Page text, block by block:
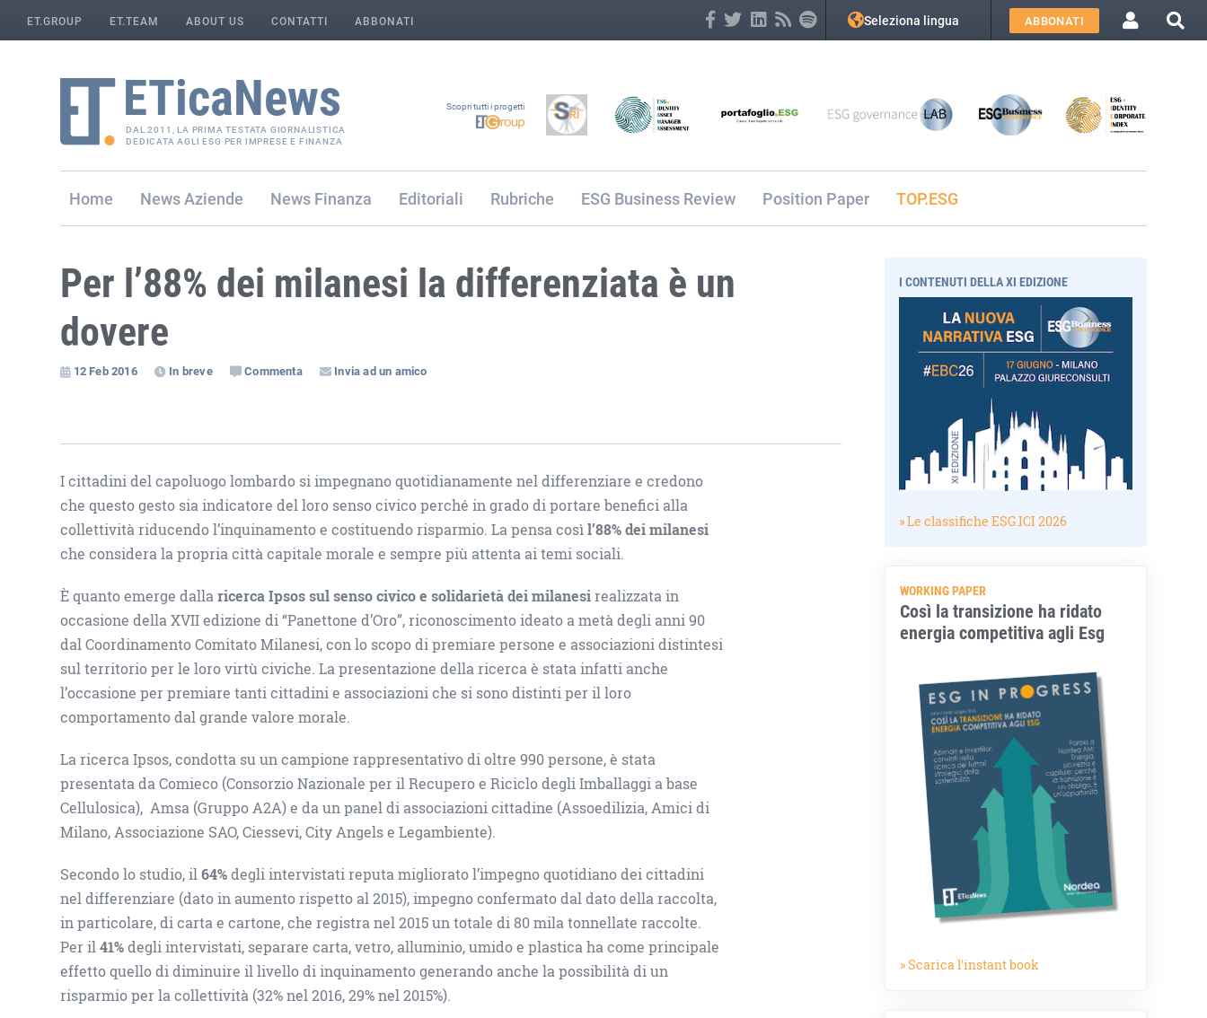
ET.GROUP ET.TEAM ABOUT US CONTATTI ABBONATI Seleziona lingua ABBONATI
DAL 2011, LA PRIMA TESTATA GIORNALISTICA
DEDICATA AGLI ESG PER IMPRESE E FINANZA
Scopri tutti i progetti
Home Aziende Finanza Editoriali Rubriche ESG Business Review Position Paper TOP.ESG
Per l’88% dei milanesi la differenziata è un
dovere
12 Feb 2016 In breve Commenta Invia ad un amico
I cittadini del capoluogo lombardo si impegnano quotidianamente nel differenziare e credono
che questo gesto sia indicatore del loro senso civico perché in grado di portare benefici alla
collettività riducendo l’inquinamento e costituendo risparmio. La pensa cosìl’88% dei milanesi
che considera la propria città capitale morale e sempre più attenta ai temi sociali.
È quanto emerge dallaricerca Ipsos sul senso civico e solidarietà dei milanesirealizzata in
occasione della XVII edizione di “Panettone d’Oro”, riconoscimento ideato a metà degli anni 90
dal Coordinamento Comitato Milanesi, con lo scopo di premiare persone e associazioni distintesi
sul territorio per le loro virtù civiche. La presentazione della ricerca è stata infatti anche
l’occasione per premiare tanti cittadini e associazioni che si sono distinti per il loro
comportamento dal grande valore morale.
La ricerca Ipsos, condotta su un campione rappresentativo di oltre 990 persone, è stata
presentata da Comieco (Consorzio Nazionale per il Recupero e Riciclo degli Imballaggi a base
Cellulosica), Amsa (Gruppo A2A) e da un panel di associazioni cittadine (Assoedilizia, Amici di
Milano, Associazione SAO, Ciessevi, City Angels e Legambiente).
Secondo lo studio, il64%degli intervistati reputa migliorato l’impegno quotidiano dei cittadini
nel differenziare (dato in aumento rispetto al 2015), impegno confermato dal dato della raccolta,
in particolare, di carta e cartone, che registra nel 2015 un totale di 80 mila tonnellate raccolte.
Per il41%degli intervistati, separare carta, vetro, alluminio, umido e plastica ha come principale
effetto quello di diminuire il livello di inquinamento generando anche la possibilità di un
risparmio per la collettività (32% nel 2016, 29% nel 2015%).
I CONTENUTI DELLA XI EDIZIONE
» Le classifiche ESG.ICI 2026
WORKING PAPER
Così la transizione ha ridato
energia competitiva agli Esg
» Scarica l'instant book